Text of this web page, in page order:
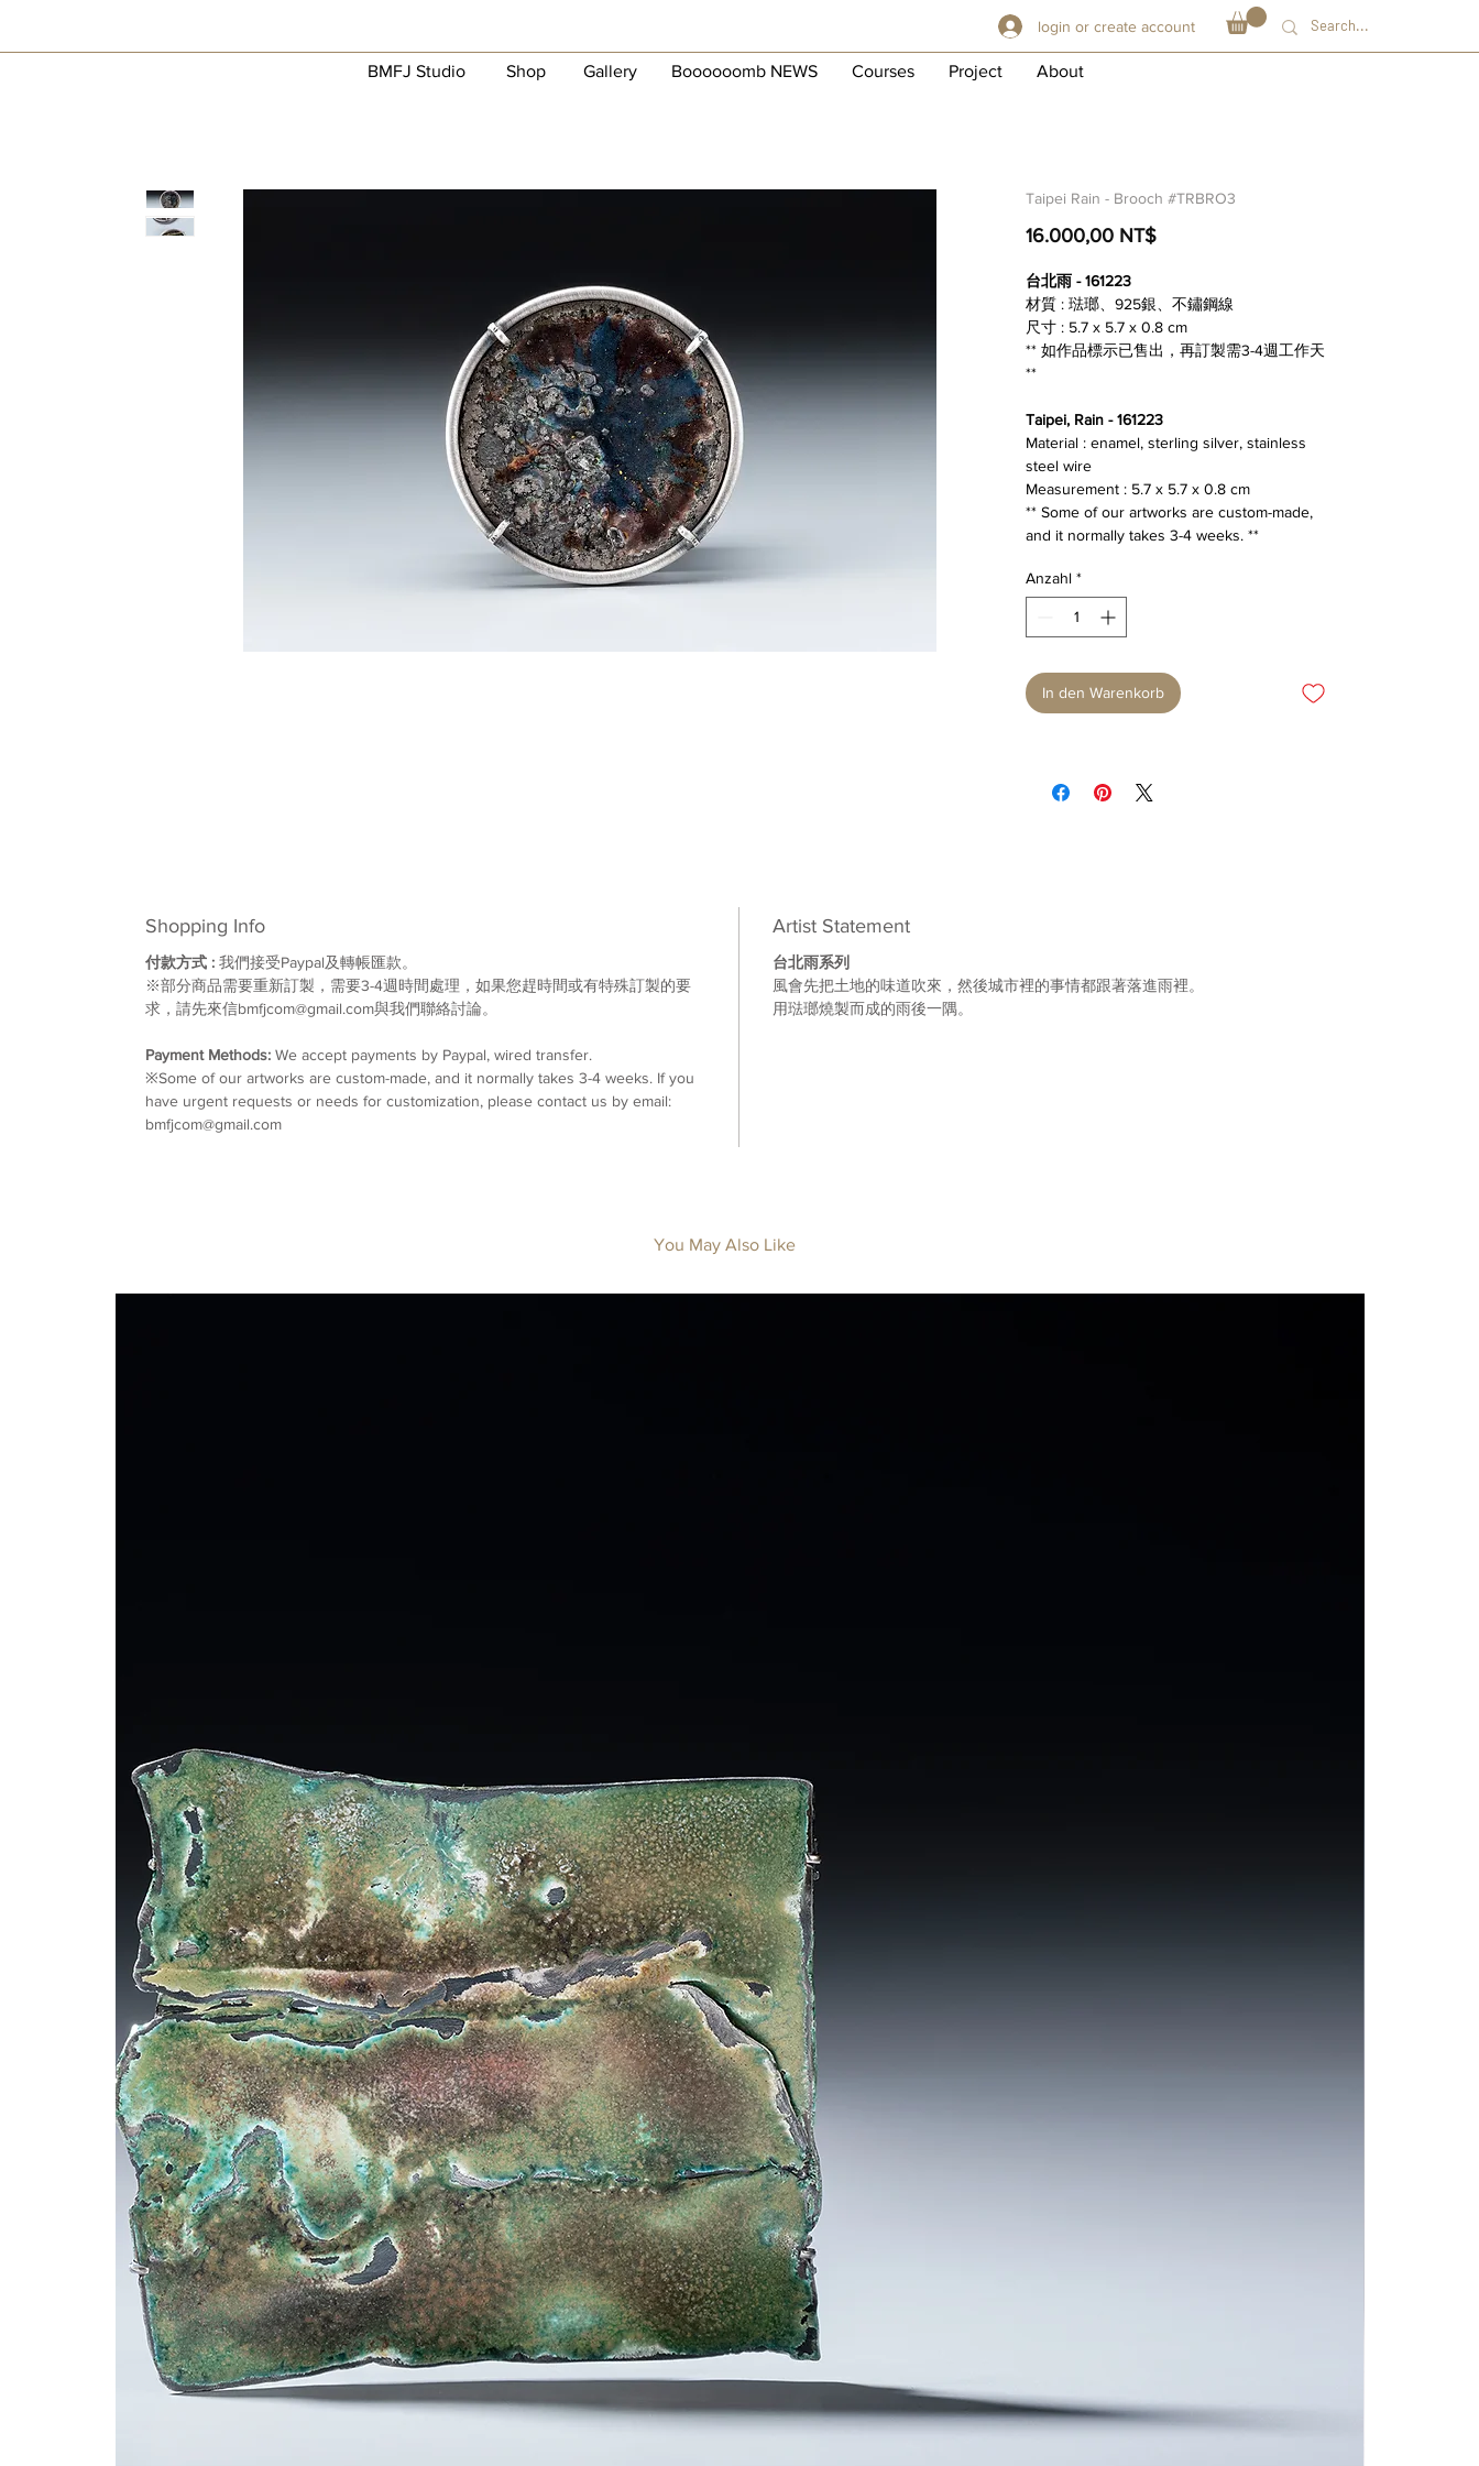
login or create account
BMFJ Studio Shop Gallery Boooooomb NEWS Courses Project About
Taipei Rain - Brooch #TRBRO3
16.000,00 NT$Preis
台北雨 - 161223
材質 : 琺瑯、925銀、不鏽鋼線
尺寸 : 5.7 x 5.7 x 0.8 cm
** 如作品標示已售出，再訂製需3-4週工作天
**
Taipei, Rain - 161223
Material : enamel, sterling silver, stainless
steel wire
Measurement : 5.7 x 5.7 x 0.8 cm
** Some of our artworks are custom-made,
and it normally takes 3-4 weeks. **
Anzahl *
In den Warenkorb
Shopping Info
付款方式 : 我們接受Paypal及轉帳匯款。
※部分商品需要重新訂製，需要3-4週時間處理，如果您趕時間或有特殊訂製的要
求，請先來信bmfjcom@gmail.com與我們聯絡討論。
Payment Methods: We accept payments by Paypal, wired transfer.
※Some of our artworks are custom-made, and it normally takes 3-4 weeks. If you
have urgent requests or needs for customization, please contact us by email:
bmfjcom@gmail.com
Artist Statement
台北雨系列
風會先把土地的味道吹來，然後城市裡的事情都跟著落進雨裡。
用琺瑯燒製而成的雨後一隅。
You May Also Like